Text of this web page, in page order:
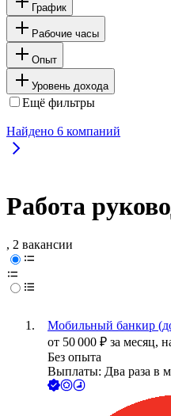
График
Рабочие часы
Опыт
Уровень дохода
Ещё фильтры
Найдено 6 компаний
Работа
, 2 вакансии
Мобильный банкир
от 50 000 ₽ за месяц,
Без опыта
Выплаты: Два раза в